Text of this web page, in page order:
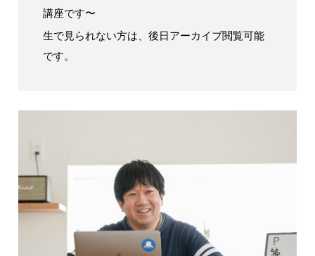
講座です〜
生で見られない方は、後日アーカイブ閲覧可能
です。